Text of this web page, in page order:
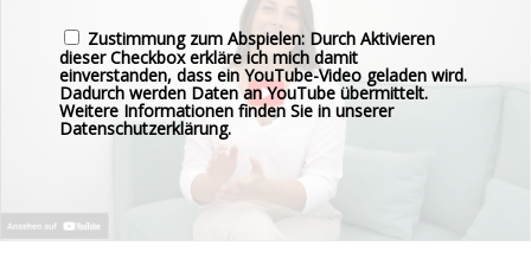
Zustimmung zum Abspielen: Durch Aktivieren
dieser Checkbox erkläre ich mich damit
einverstanden, dass ein YouTube-Video geladen wird.
Dadurch werden Daten an YouTube übermittelt.
Weitere Informationen finden Sie in unserer
Datenschutzerklärung.